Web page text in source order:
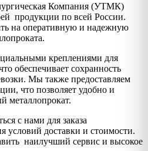
Компания (УТМК)
продукции по всей России.
на оперативную и надежную
креплениями для
обеспечивает сохранность
Мы также предоставляем
что позволяет удобно и
металлопрокат.
с нами для заказа
условий доставки и стоимости.
наилучший сервис и высокое